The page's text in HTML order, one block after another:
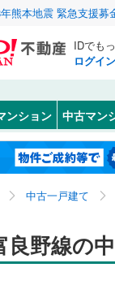
年熊本地震 緊急支援
IDでも
ログイン
ンション 中古マン
中古一戸建て
良野線の
北海道
青森
東京
新潟
中央区(
白石区(
西区
4
清田区(
函館本線
石勝線(1
根室本線
石北本線
札幌市
(1)
) ラベンダー畑 (
リフォー
リノベ
（8）
設備
床暖房
駐車場